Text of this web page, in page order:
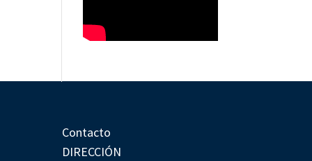
Contacto
DIRECCIÓN